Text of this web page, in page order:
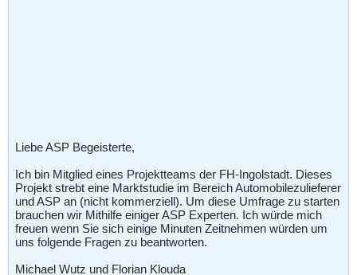
Liebe ASP Begeisterte,
Ich bin Mitglied eines Projektteams der FH-Ingolstadt. Dieses
Projekt strebt eine Marktstudie im Bereich Automobilezulieferer
und ASP an (nicht kommerziell). Um diese Umfrage zu starten
brauchen wir Mithilfe einiger ASP Experten. Ich würde mich
freuen wenn Sie sich einige Minuten Zeitnehmen würden um
uns folgende Fragen zu beantworten.
Michael Wutz und Florian Klouda